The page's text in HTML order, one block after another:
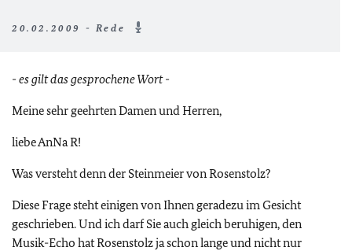
20.02.2009 - Rede
- es gilt das gesprochene Wort -
Meine sehr geehrten Damen und Herren,
liebe AnNa R!
Was versteht denn der Steinmeier von Rosenstolz?
Diese Frage steht einigen von Ihnen geradezu im Gesicht
geschrieben. Und ich darf Sie auch gleich beruhigen, den
Musik-Echo hat Rosenstolz ja schon lange und nicht nur